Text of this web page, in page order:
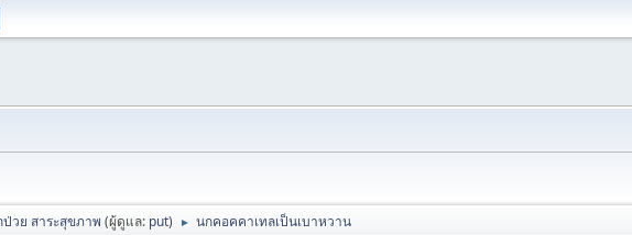
วย สาระสุขภาพ (ผู้ดูแล: put) ► นกคอคคาเทลเป็นเบาหวาน